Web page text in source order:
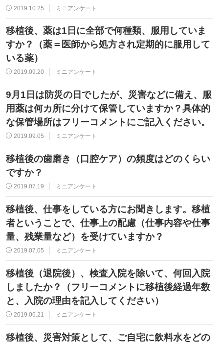
2019.10.25 ミニアンケート
移植後、薬は1日に全部で何種類、服用していま
すか？（薬＝医師から処方され定期的に服用して
いる薬）
2019.09.20 ミニアンケート
9月1日は防災の日でしたが、災害などに備え、服
用薬は何カ所に分けて保管していますか？具体的
な保管場所はフリーコメントにご記入ください。
2019.09.05 ミニアンケート
移植後の歯磨き（口腔ケア）の頻度はどのくらい
ですか？
2019.07.19 ミニアンケート
移植後、仕事をしている方にお聞きします。移植
者ということで、仕事上の配慮（仕事内容や仕事
量、残業量など）を受けていますか？
2019.07.05 ミニアンケート
移植後（退院後）、検査入院を除いて、何回入院
しましたか？（フリーコメントに移植後経過年数
と、入院の理由を記入してください）
2019.06.21 ミニアンケート
移植後、災害対策として、ご自宅に飲料水をどの